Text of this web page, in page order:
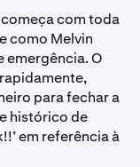
com toda
como Melvin
emergência. O
para fechar a
histórico de
em referência à